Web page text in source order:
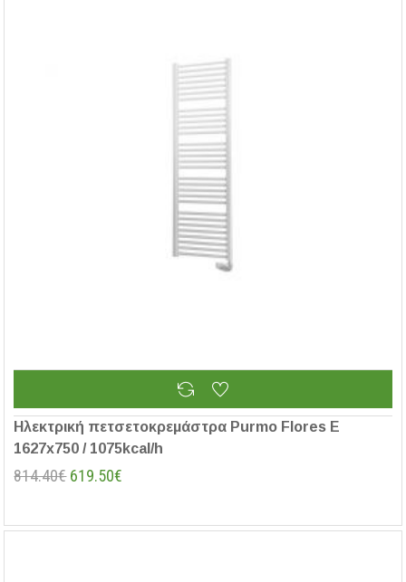
Ηλεκτρική πετσετοκρεμάστρα Purmo Flores E
1627x750 / 1075kcal/h
814.40€ 619.50€